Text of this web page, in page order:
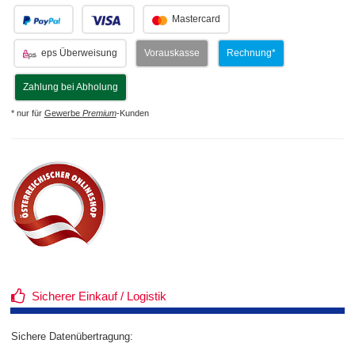
Mastercard
eps Überweisung Vorauskasse Rechnung*
Zahlung bei Abholung
* nur für Gewerbe Premium-Kunden
Sicherer Einkauf / Logistik
Sichere Datenübertragung: